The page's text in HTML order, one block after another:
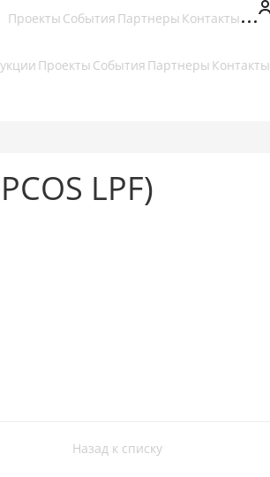
Проекты События Партнеры Контакты
Проекты События Партнеры Контакты
LPF)
Назад к списку